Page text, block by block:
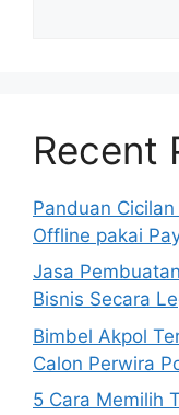
Recent
Panduan
Offline pakai
Jasa
Bisnis Secara
Bimbel Akpol
Calon Perwira
5 Cara Memilih